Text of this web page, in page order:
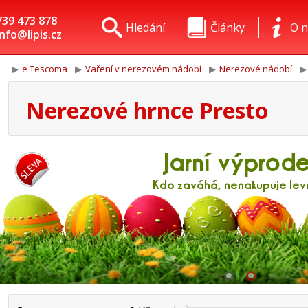
473 878
O
Články
Hledání
e Tescoma Vaření v nerezovém nádobí Nerezové nádobí
Nerezové hrnce Presto